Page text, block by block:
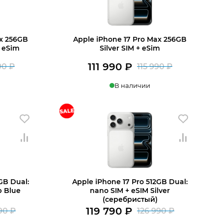
256GB
₽
Первоначальная
составляла
113
990 ₽.
290 ₽.
Apple iPhone 17 Pro Max 256GB
Silver SIM + eSim
115 990₽
115
990 ₽.
111 990 ₽
990 ₽.
В наличии
Купить в 1 клик В корзину
Dual:
Blue
₽
Apple iPhone 17 Pro 512GB Dual:
nano SIM + eSIM Silver
(серебристый)
126 990₽
119 790 ₽